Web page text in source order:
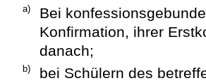
a)
Bei
Konfirmation, ihrer
danach;
b)
bei Schülern des